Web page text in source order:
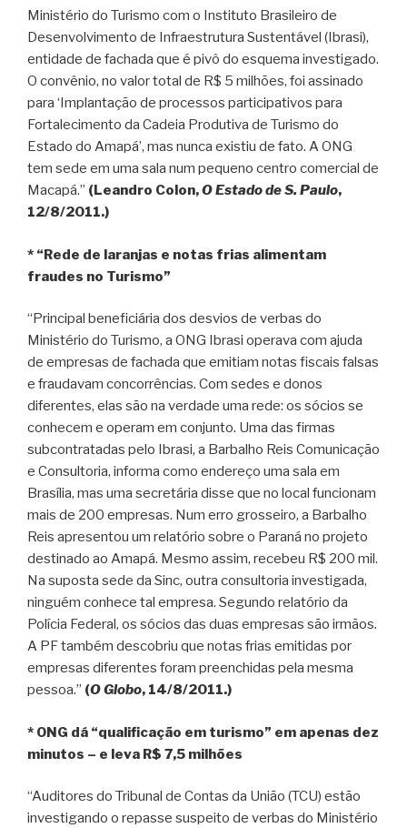
Ministério do Turismo com o Instituto Brasileiro de
Desenvolvimento de Infraestrutura Sustentável (Ibrasi),
entidade de fachada que é pivô do esquema investigado.
O convênio, no valor total de R$ 5 milhões, foi assinado
para ‘Implantação de processos participativos para
Fortalecimento da Cadeia Produtiva de Turismo do
Estado do Amapá’, mas nunca existiu de fato. A ONG
tem sede em uma sala num pequeno centro comercial de
Macapá.” (Leandro Colon,O Estado de S. Paulo,
12/8/2011.)
* “Rede de laranjas e notas frias alimentam
fraudes no Turismo”
“Principal beneficiária dos desvios de verbas do
Ministério do Turismo, a ONG Ibrasi operava com ajuda
de empresas de fachada que emitiam notas fiscais falsas
e fraudavam concorrências. Com sedes e donos
diferentes, elas são na verdade uma rede: os sócios se
conhecem e operam em conjunto. Uma das firmas
subcontratadas pelo Ibrasi, a Barbalho Reis Comunicação
e Consultoria, informa como endereço uma sala em
Brasília, mas uma secretária disse que no local funcionam
mais de 200 empresas. Num erro grosseiro, a Barbalho
Reis apresentou um relatório sobre o Paraná no projeto
destinado ao Amapá. Mesmo assim, recebeu R$ 200 mil.
Na suposta sede da Sinc, outra consultoria investigada,
ninguém conhece tal empresa. Segundo relatório da
Polícia Federal, os sócios das duas empresas são irmãos.
A PF também descobriu que notas frias emitidas por
empresas diferentes foram preenchidas pela mesma
pessoa.” (O Globo, 14/8/2011.)
* ONG dá “qualificação em turismo” em apenas dez
minutos – e leva R$ 7,5 milhões
“Auditores do Tribunal de Contas da União (TCU) estão
investigando o repasse suspeito de verbas do Ministério